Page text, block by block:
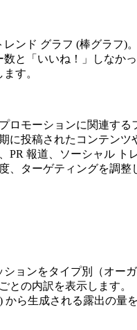
ンド グラフ (棒グラフ)。
と「いいね！」しなか
す。
モーションに関連する
投稿されたコンテン
報道、ソーシャル ト
ターゲティングを調整
ョンをタイプ別（オー
との内訳を表示します。
ら生成される露出の量